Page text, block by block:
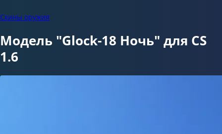
Скины оружия
Модель "Glock-18 Ночь" для CS
1.6